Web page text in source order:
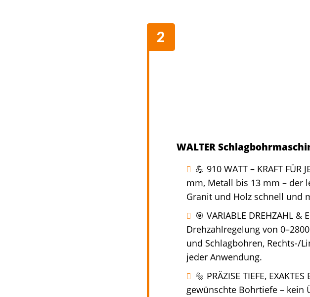
WALTER
💪 910 WATT – KRAFT
mm, Metall bis 13 mm – der
Granit und Holz schnell und
🎯 VARIABLE DREHZAHL &
Drehzahlregelung von
und Schlagbohren, Rechts-/
jeder Anwendung.
🔩 PRÄZISE TIEFE,
gewünschte Bohrtiefe – kein